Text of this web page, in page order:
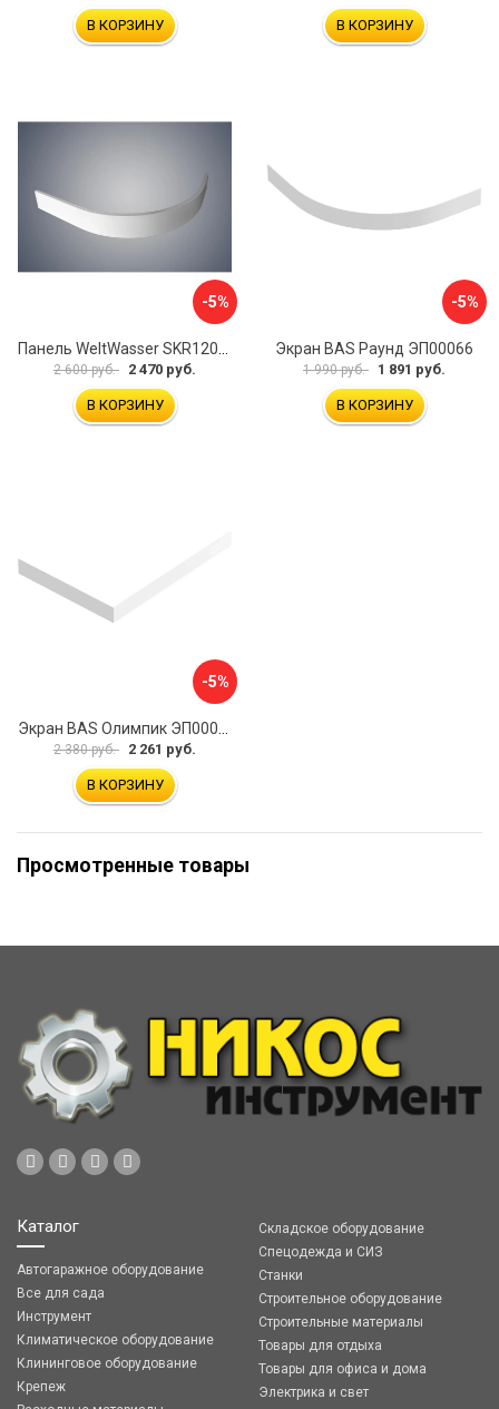
В КОРЗИНУ В КОРЗИНУ
-5%
2 600 руб. 2 470 руб.
В КОРЗИНУ
-5%
Экран BAS Раунд ЭП00066
1 990 руб. 1 891 руб.
В КОРЗИНУ
-5%
2 380 руб. 2 261 руб.
В КОРЗИНУ
Просмотренные товары
Каталог
Автогаражное оборудование
Все для сада
Инструмент
Климатическое оборудование
Клининговое оборудование
Крепеж
Складское оборудование
Спецодежда и СИЗ
Станки
Строительное оборудование
Строительные материалы
Товары для отдыха
Товары для офиса и дома
Электрика и свет